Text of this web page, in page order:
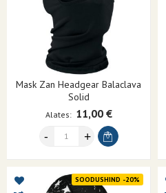
Mask Zan Headgear Balaclava
Solid
Alates 11,00 €
SOODUSHIND -20%